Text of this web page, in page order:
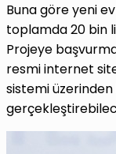
Buna göre yeni
toplamda 20 bin
Projeye
resmi internet
sistemi